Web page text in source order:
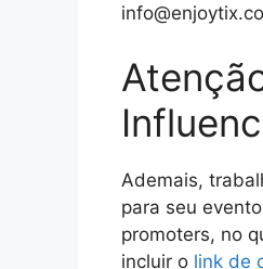
Ademais,
para seu
promoters, no
incluir o link de